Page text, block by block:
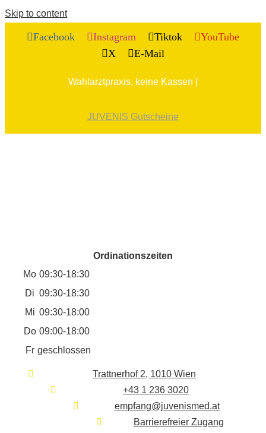
Skip to content
Facebook Instagram Tiktok
YouTube
X
E-Mail
Wahlarztpraxis, keine Kassen |
JUVENIS Gutscheine
Ordinationszeiten
Mo 09:30-18:30
Di 09:30-18:30
Mi 09:30-18:00
Do 09:00-18:00
Fr geschlossen
Trattnerhof 2, 1010 Wien
+43 1 236 3020
empfang@juvenismed.at
Barrierefreier Zugang